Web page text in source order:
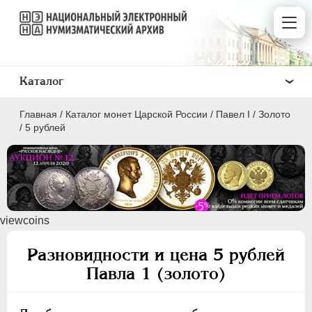
Главная / Каталог монет Царской России / Павел I / Золото
/ 5 рублей
viewcoins
Разновидности и цена 5 рублей
Павла 1 (золото)
Каталог
ПEТР I 1699 - 1725
ЕКАТЕРИНА I
АННА ИОАННОВНА 1730-1740
ИОАНН АНТОНОВИЧ
1740-1741